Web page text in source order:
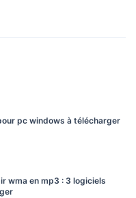
pc windows à télécharger
wma en mp3 : 3 logiciels